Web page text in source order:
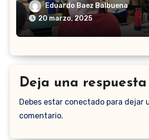
Eduardo Baez Balbuena
20 marzo, 2025
Deja una respuesta
Debes estar conectado para dejar
comentario.